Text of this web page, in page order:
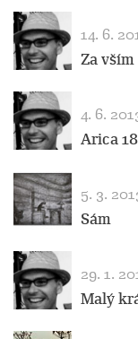
14. 6.
Za
4. 6.
Arica
5. 3.
Sám
29. 1.
Malý